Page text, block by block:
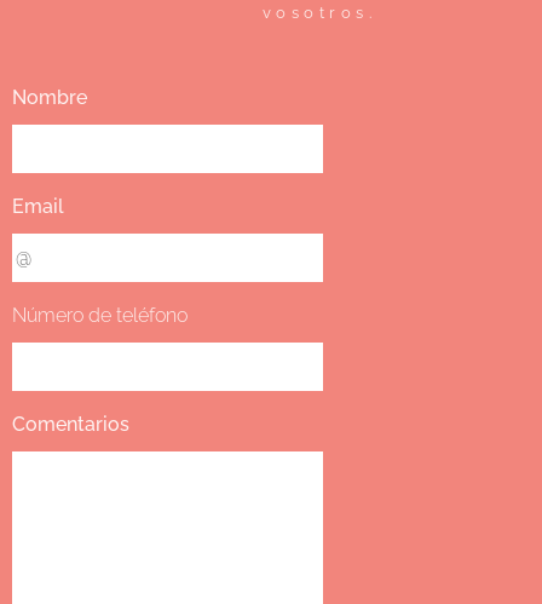
vosotros.
Nombre
Email
Número de teléfono
Comentarios